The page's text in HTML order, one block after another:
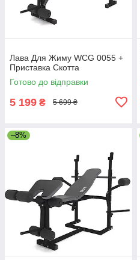
Лава Для Жиму WCG 0055 +
Приставка Скотта
Готово до відправки
5 199 ₴ 5 699 ₴
–8%